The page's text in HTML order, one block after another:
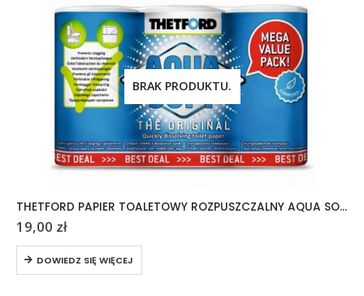
BRAK PRODUKTU.
THETFORD PAPIER TOALETOWY ROZPUSZCZALNY AQUA SOFT 6 ROLEK
19,00 zł
DOWIEDZ SIĘ WIĘCEJ